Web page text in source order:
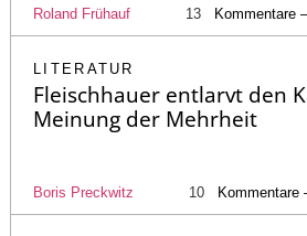
Roland Frühauf 13 Kommentare
LITERATUR
Fleischhauer entlarvt den
Meinung der Mehrheit
Boris Preckwitz 10